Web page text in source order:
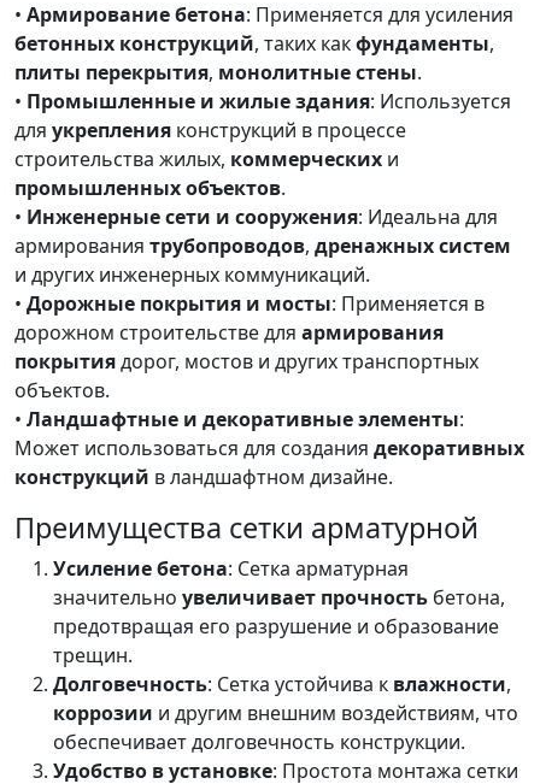
• Армирование бетона: Применяется для усиления
бетонных конструкций, таких какфундаменты,
плиты перекрытия, монолитные стены.
• Промышленные и жилые здания: Используется
для укрепления конструкций в процессе
строительства жилых, коммерческих и
промышленных объектов.
• Инженерные сети и сооружения: Идеальна для
армирования трубопроводов, дренажных систем
и других инженерных коммуникаций.
• Дорожные покрытия и мосты: Применяется в
дорожном строительстве для армирования
покрытиядорог, мостов и других транспортных
объектов.
• Ландшафтные и декоративные элементы:
Может использоваться для создания декоративных
конструкций в ландшафтном дизайне.
Преимущества сетки арматурной
Усиление бетона: Сетка арматурная
значительно увеличивает прочность бетона,
предотвращая его разрушение и образование
трещин.
Долговечность: Сетка устойчива к влажности,
коррозии и другим внешним воздействиям, что
обеспечивает долговечность конструкции.
Удобство в установке: Простота монтажа сетки